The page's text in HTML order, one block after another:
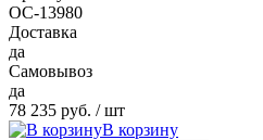
ОС-13980
Доставка
да
Самовывоз
да
78 235 руб. / шт
В корзину